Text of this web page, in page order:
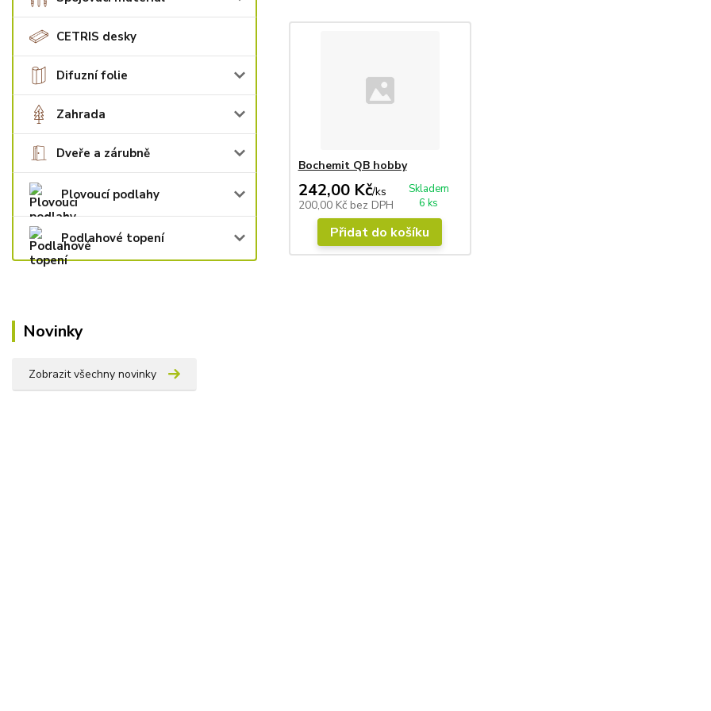
CETRIS desky
Difuzní folie
Zahrada
Dveře a zárubně
Plovoucí podlahy
Podlahové topení
Novinky
Zobrazit všechny novinky
Bochemit QB hobby
242,00 Kč/ks
200,00 Kč bez DPH
Skladem
6 ks
Přidat do košíku